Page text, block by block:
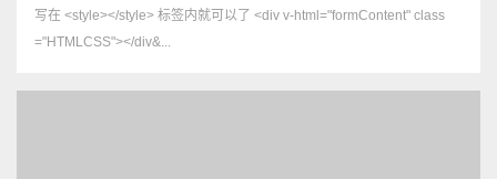
写在 <style></style> 标签内就可以了 <div v-html="formContent" class
="HTMLCSS"></div&...